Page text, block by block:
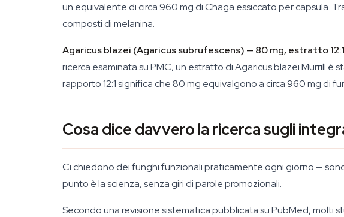
un equivalente di circa 960 mg di Chaga essiccato per capsula.
composti di melanina.
Agaricus blazei (Agaricus subrufescens) — 80 mg, estratto
ricerca esaminata su PMC, un estratto di Agaricus blazei Murrill
rapporto 12:1 significa che 80 mg equivalgono a circa 960 mg di
Cosa dice davvero la ricerca sugli
Ci chiedono dei funghi funzionali praticamente ogni giorno —
punto è la scienza, senza giri di parole promozionali.
Secondo una revisione sistematica pubblicata su PubMed, molti